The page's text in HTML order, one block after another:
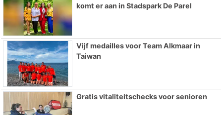
komt er aan in Stadspark De Parel
Vijf medailles voor Team Alkmaar in
Taiwan
Gratis vitaliteitschecks voor senioren